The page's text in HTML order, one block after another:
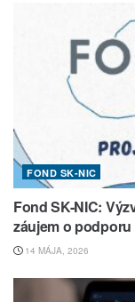
FOND SK-NIC
Fond SK-NIC:
záujem o
14 MÁJA, 2026